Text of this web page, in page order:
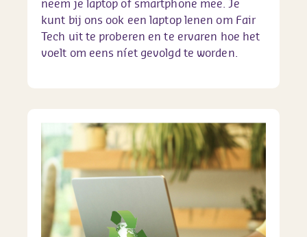
neem je laptop of smartphone mee. Je
kunt bij ons ook een laptop lenen om Fair
Tech uit te proberen en te ervaren hoe het
voelt om eens níet gevolgd te worden.